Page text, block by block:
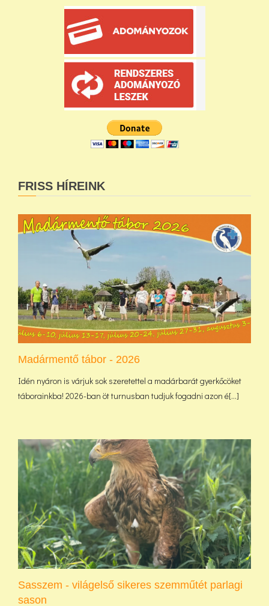
FRISS HÍREINK
Madármentő tábor - 2026
Idén nyáron is várjuk sok szeretettel a madárbarát gyerkőcöket
táborainkba! 2026-ban öt turnusban tudjuk fogadni azon é[...]
Sasszem - világelső sikeres szemműtét parlagi
sason